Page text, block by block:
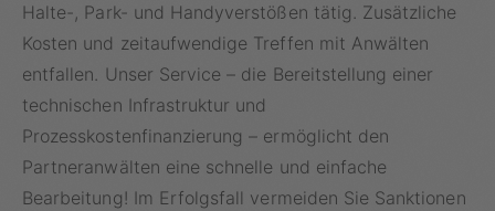
Halte-, Park- und Handyverstößen tätig. Zusätzliche
Kosten und zeitaufwendige Treffen mit Anwälten
entfallen. Unser Service – die Bereitstellung einer
technischen Infrastruktur und
Prozesskostenfinanzierung – ermöglicht den
Partneranwälten eine schnelle und einfache
Bearbeitung! Im Erfolgsfall vermeiden Sie Sanktionen